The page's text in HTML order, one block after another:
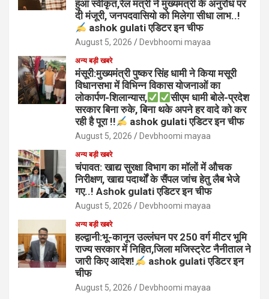
हुआ स्वीकृत,रेल मंत्री ने मुख्यमंत्री के अनुरोध पर
दी मंजूरी, जनपदवासियो को मिलेगा सीधा लाभ..!
ashok gulati एडिटर इन चीफ
August 5, 2026 Devbhoomi mayaa
अन्य बड़ी खबरे
मंसूरी:मुख्यमंत्री पुष्कर सिंह धामी ने किया मसूरी
विधानसभा में विभिन्न विकास योजनाओं का
लोकार्पण-शिलान्यास,
सीएम धामी बोले-प्रदेश
सरकार बिना रुके, बिना थके अपने हर वादे को कर
रही है पूरा !!
ashok gulati एडिटर इन चीफ
August 5, 2026 Devbhoomi mayaa
अन्य बड़ी खबरे
चंपावत: खाद्य सुरक्षा विभाग का मॉलों में औचक
निरीक्षण, खाद्य पदार्थों के सैंपल जांच हेतु लैब भेजे
गए..! Ashok gulati एडिटर इन चीफ
August 5, 2026 Devbhoomi mayaa
अन्य बड़ी खबरे
हल्द्वानी:भू-कानून उल्लंघन पर 250 वर्ग मीटर भूमि
राज्य सरकार में निहित,जिला मजिस्ट्रेट नैनीताल ने
जारी किए आदेश!
ashok gulati एडिटर इन
चीफ
August 5, 2026 Devbhoomi mayaa